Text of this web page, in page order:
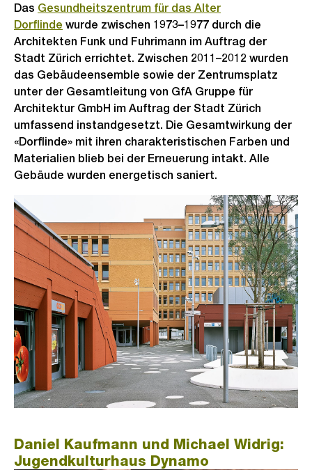
Das Gesundheitszentrum für das Alter
Dorflinde wurde zwischen 1973–1977 durch die
Architekten Funk und Fuhrimann im Auftrag der
Stadt Zürich errichtet. Zwischen 2011–2012 wurden
das Gebäudeensemble sowie der Zentrumsplatz
unter der Gesamtleitung von GfA Gruppe für
Architektur GmbH im Auftrag der Stadt Zürich
umfassend instandgesetzt. Die Gesamtwirkung der
«Dorflinde» mit ihren charakteristischen Farben und
Materialien blieb bei der Erneuerung intakt. Alle
Gebäude wurden energetisch saniert.
Daniel Kaufmann und Michael Widrig:
Jugendkulturhaus Dynamo